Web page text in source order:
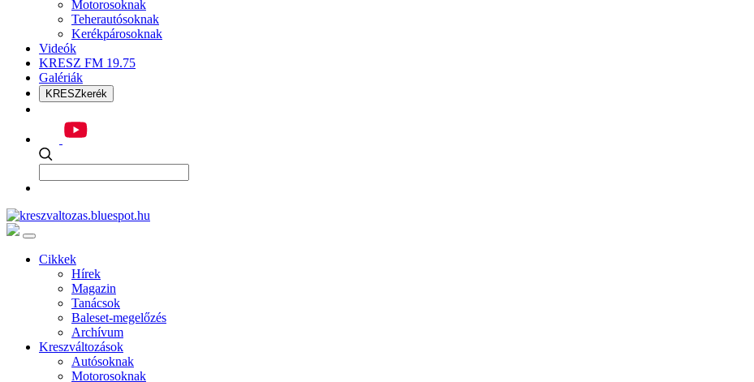
Motorosoknak
Teherautósoknak
Kerékpárosoknak
Videók
KRESZ FM 19.75
Galériák
KRESZkerék
Cikkek
Hírek
Magazin
Tanácsok
Baleset-megelőzés
Archívum
Kreszváltozások
Autósoknak
Motorosoknak